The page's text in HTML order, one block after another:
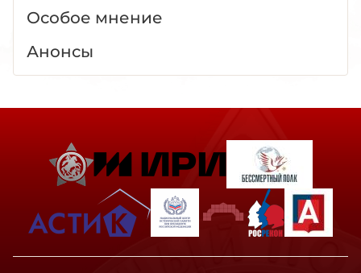
Особое мнение
Анонсы